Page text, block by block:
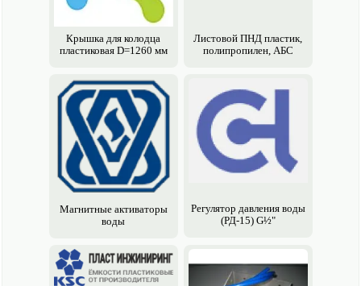
Крышка для колодца
пластиковая D=1260 мм
Листовой ПНД пластик,
полипропилен, АБС
Магнитные активаторы
воды
Регулятор давления воды
(РД-15) G½"